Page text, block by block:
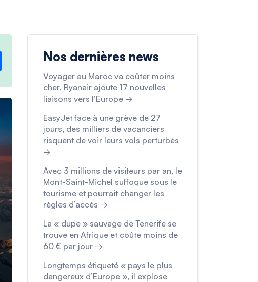
Nos dernières news
Voyager au Maroc va coûter moins
cher, Ryanair ajoute 17 nouvelles
liaisons vers l’Europe →
EasyJet face à une grève de 27
jours, des milliers de vacanciers
risquent de voir leurs vols perturbés
→
Avec 3 millions de visiteurs par an, le
Mont-Saint-Michel suffoque sous le
tourisme et pourrait changer les
règles d’accès →
La « dupe » sauvage de Tenerife se
trouve en Afrique et coûte moins de
60 € par jour →
Longtemps étiqueté « pays le plus
dangereux d’Europe », il explose